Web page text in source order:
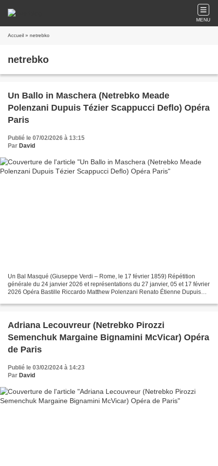
MENU
Accueil » netrebko
netrebko
Un Ballo in Maschera (Netrebko Meade
Polenzani Dupuis Tézier Scappucci Deflo) Opéra
Paris
Publié le 07/02/2026 à 13:15
Par David
Un Bal Masqué (Giuseppe Verdi – Rome, le 17 février 1859) Répétition
générale du 24 janvier 2026 et représentations du 27 janvier, 05 et 17 février
2026 Opéra Bastille Riccardo Matthew Polenzani Renato Étienne Dupuis
Adriana Lecouvreur (Netrebko Pirozzi
Semenchuk Margaine Bignamini McVicar) Opéra
de Paris
Publié le 03/02/2024 à 14:23
Par David